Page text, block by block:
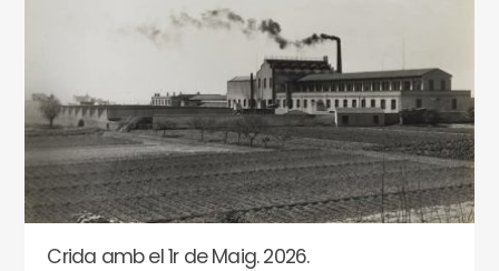
Crida amb el 1r de Maig. 2026.